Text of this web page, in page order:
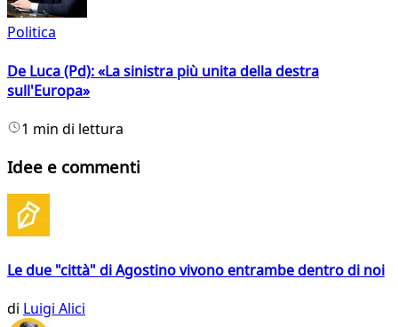
Politica
De Luca (Pd): «La sinistra più unita della destra
sull'Europa»
1 min di lettura
Idee e commenti
Le due "città" di Agostino vivono entrambe dentro di noi
di Luigi Alici